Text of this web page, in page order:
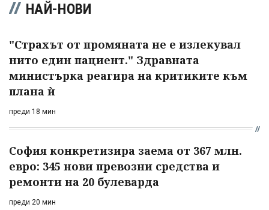
НАЙ-НОВИ
"Страхът от промяната не е излекувал
нито един пациент." Здравната
министърка реагира на критиките към
плана ѝ
преди 18 мин
София конкретизира заема от 367 млн.
евро: 345 нови превозни средства и
ремонти на 20 булеварда
преди 20 мин